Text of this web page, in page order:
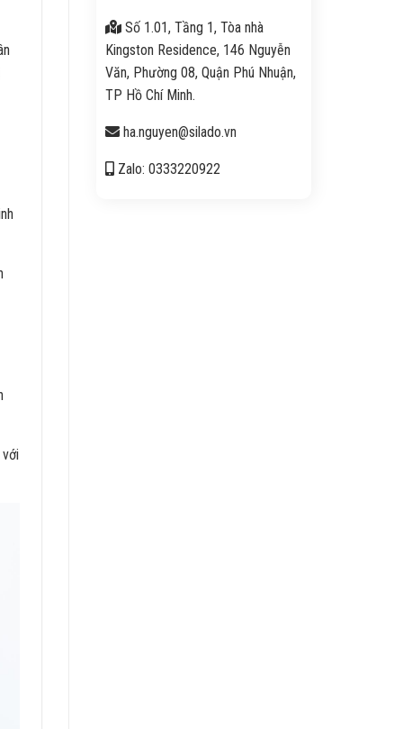
Số 1.01, Tầng 1, Tòa nhà
Kingston Residence, 146 Nguyễn
Văn, Phường 08, Quận Phú Nhuận,
TP Hồ Chí Minh.
ha.nguyen@silado.vn
Zalo: 0333220922